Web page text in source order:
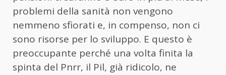
problemi della sanità non vengono
nemmeno sfiorati e, in compenso, non ci
sono risorse per lo sviluppo. E questo è
preoccupante perché una volta finita la
spinta del Pnrr, il Pil, già ridicolo, ne